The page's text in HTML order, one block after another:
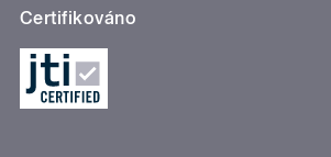
Certifikováno